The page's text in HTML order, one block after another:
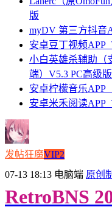
版
myDV 第三方抖音
安卓豆丁视频
小白英雄杀辅助（
端）V5.3 PC高级版
安卓柠檬音乐APP
安卓米禾阅读
发帖狂魔VIP2
07-13 18:13 电脑端 原创
RetroBNS